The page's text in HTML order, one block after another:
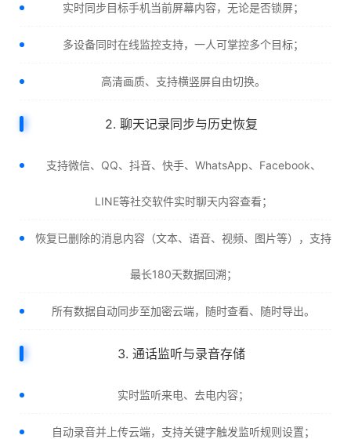
实时同步目标手机当前屏幕内容，无论是否锁屏；
多设备同时在线监控支持，一人可掌控多个目标；
高清画质、支持横竖屏自由切换。
2. 聊天记录同步与历史恢复
支持微信、QQ、抖音、快手、WhatsApp、Facebook、
LINE等社交软件实时聊天内容查看；
恢复已删除的消息内容（文本、语音、视频、图片等），支持
最长180天数据回溯；
所有数据自动同步至加密云端，随时查看、随时导出。
3. 通话监听与录音存储
实时监听来电、去电内容；
自动录音并上传云端，支持关键字触发监听规则设置；